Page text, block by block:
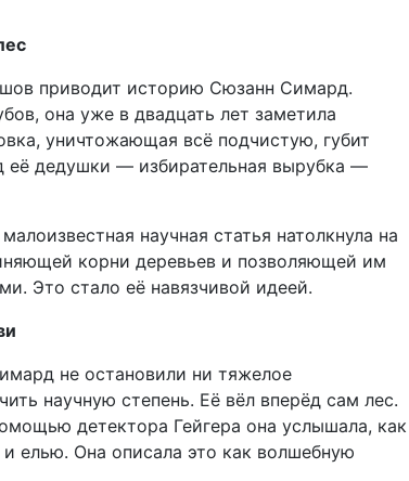
приводит историю Сюзанн Симард.
она уже в двадцать лет заметила
уничтожающая всё подчистую, губит
дедушки — избирательная вырубка —
научная статья натолкнула на
корни деревьев и позволяющей им
Это стало её навязчивой идеей.
не остановили ни тяжелое
научную степень. Её вёл вперёд сам лес.
детектора Гейгера она услышала, как
елью. Она описала это как волшебную